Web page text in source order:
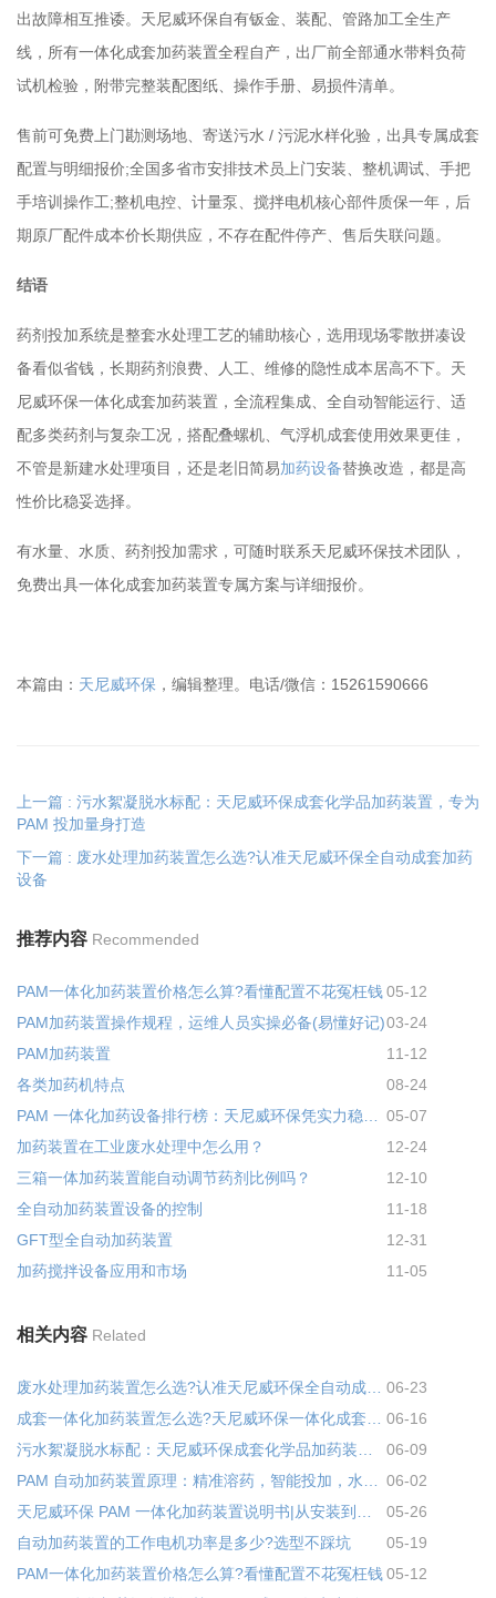
出故障相互推诿。天尼威环保自有钣金、装配、管路加工全生产
线，所有一体化成套加药装置全程自产，出厂前全部通水带料负荷
试机检验，附带完整装配图纸、操作手册、易损件清单。
售前可免费上门勘测场地、寄送污水 / 污泥水样化验，出具专属成套
配置与明细报价;全国多省市安排技术员上门安装、整机调试、手把
手培训操作工;整机电控、计量泵、搅拌电机核心部件质保一年，后
期原厂配件成本价长期供应，不存在配件停产、售后失联问题。
结语
药剂投加系统是整套水处理工艺的辅助核心，选用现场零散拼凑设
备看似省钱，长期药剂浪费、人工、维修的隐性成本居高不下。天
尼威环保一体化成套加药装置，全流程集成、全自动智能运行、适
配多类药剂与复杂工况，搭配叠螺机、气浮机成套使用效果更佳，
不管是新建水处理项目，还是老旧简易加药设备替换改造，都是高
性价比稳妥选择。
有水量、水质、药剂投加需求，可随时联系天尼威环保技术团队，
免费出具一体化成套加药装置专属方案与详细报价。
本篇由： 天尼威环保 ，编辑整理。电话/微信：15261590666
上一篇 : 污水絮凝脱水标配：天尼威环保成套化学品加药装置，专为
PAM 投加量身打造
下一篇 : 废水处理加药装置怎么选?认准天尼威环保全自动成套加药
设备
推荐内容 Recommended
PAM一体化加药装置价格怎么算?看懂配置不花冤枉钱 05-12
PAM加药装置操作规程，运维人员实操必备(易懂好记)03-24
PAM加药装置
11-12
各类加药机特点
08-24
PAM 一体化加药设备排行榜：天尼威环保凭实力稳居优质厂家前列 05-07
加药装置在工业废水处理中怎么用？
12-24
三箱一体加药装置能自动调节药剂比例吗？
12-10
全自动加药装置设备的控制
11-18
GFT型全自动加药装置
12-31
加药搅拌设备应用和市场
11-05
相关内容 Related
废水处理加药装置怎么选?认准天尼威环保全自动成套加药设备 06-23
成套一体化加药装置怎么选?天尼威环保一体化成套加药装置省心又省钱 06-16
污水絮凝脱水标配：天尼威环保成套化学品加药装置，专为 PAM 投加量身打造
06-09
PAM 自动加药装置原理：精准溶药，智能投加，水处理高效省心 06-02
天尼威环保 PAM 一体化加药装置说明书|从安装到运维，实操详解
05-26
自动加药装置的工作电机功率是多少?选型不踩坑
05-19
PAM一体化加药装置价格怎么算?看懂配置不花冤枉钱 05-12